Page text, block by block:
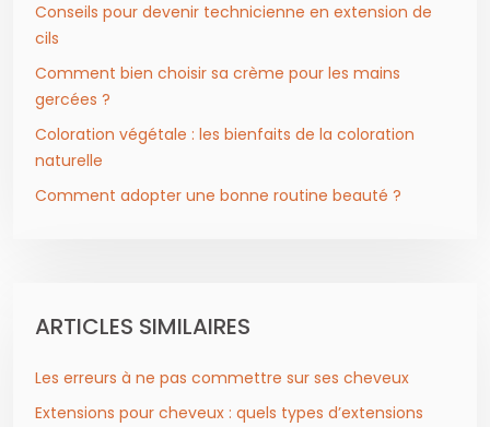
Conseils pour devenir technicienne en extension de
cils
Comment bien choisir sa crème pour les mains
gercées ?
Coloration végétale : les bienfaits de la coloration
naturelle
Comment adopter une bonne routine beauté ?
ARTICLES SIMILAIRES
Les erreurs à ne pas commettre sur ses cheveux
Extensions pour cheveux : quels types d’extensions